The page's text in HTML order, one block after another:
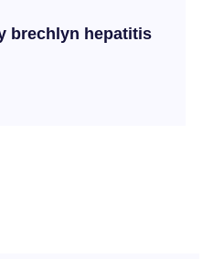
brechlyn hepatitis